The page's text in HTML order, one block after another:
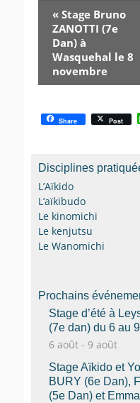
« Stage Bruno
ZANOTTI (7e
Dan) à
Wasquehal le 8
novembre
Share Post
Disciplines
L’Aïkido
L’aïkibudo
Le kinomichi
Le kenjutsu
Le Wanomichi
Prochains
Stage d’été à
(7e dan) du 6 au
6 août - 9 août
Stage Aïkido et
BURY (6e Dan),
(5e Dan) et